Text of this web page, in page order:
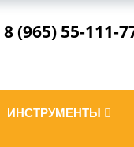
8 (965) 55-111-
ИНСТРУМЕНТЫ